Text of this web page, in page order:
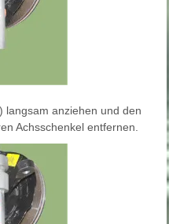
langsam anziehen und den
Achsschenkel entfernen.